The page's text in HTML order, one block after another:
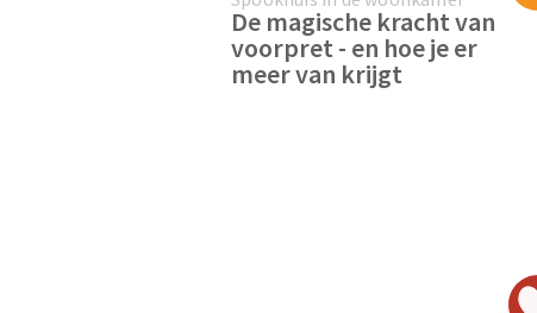
De magische kracht van
voorpret - en hoe je er
meer van krijgt